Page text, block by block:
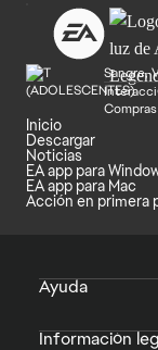
Sangre,
Inicio
Descargar
Noticias
EA app para
EA app para Mac
Acción en primera
Ayuda
Información